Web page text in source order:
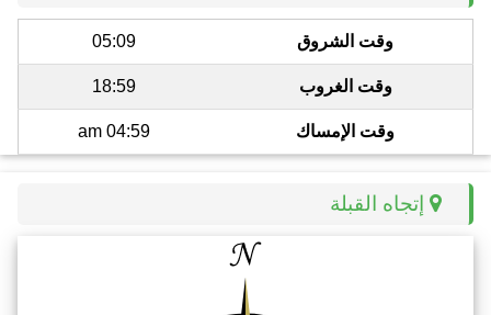
وقت الشروق 05:09
وقت الغروب 18:59
وقت الإمساك 04:59 am
إتجاه القبلة